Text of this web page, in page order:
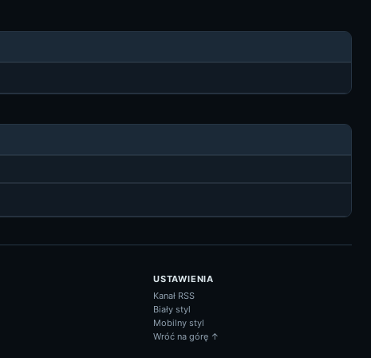
USTAWIENIA
Kanał RSS
Biały styl
Mobilny styl
Wróć na górę ↑